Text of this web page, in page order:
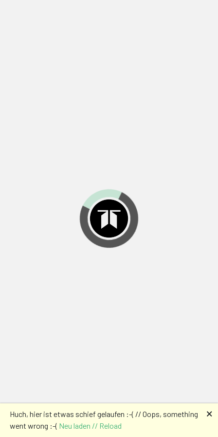
Huch, hier ist etwas schief gelaufen :-( // Oops, something
went wrong :-( Neu laden // Reload
🗙